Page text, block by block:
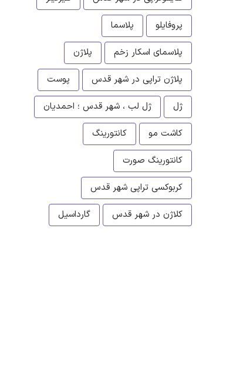
پروفایلو
پلاسما
پلاسمای اسکار زخم
پلاژن
پلاژن تراپی در شهر قدس
پوست
ژل
ژل لب ، شهر قدس ؛ احمدیان
کاشت مو
کانتورینگ
کانتورینگ صورت
کربوکسی تراپی شهر قدس
کلاژن در شهر قدس
گارداسیل